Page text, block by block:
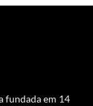
fundada em 14